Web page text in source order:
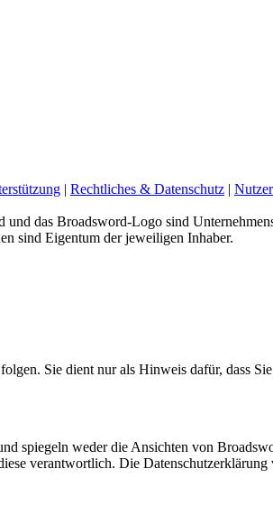
| Rechtliches & Datenschutz |
Broadsword-Logo sind
sind Eigentum der jeweiligen Inhaber.
Sie dient nur als Hinweis dafür, dass
spiegeln weder die Ansichten von
verantwortlich. Die